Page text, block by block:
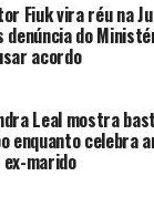
que chegou a
prazo que
claro para
ele, ele tentou
lá no
Fiuk vira réu na
denúncia do
acordo
Leal mostra
enquanto celebra
ex-marido